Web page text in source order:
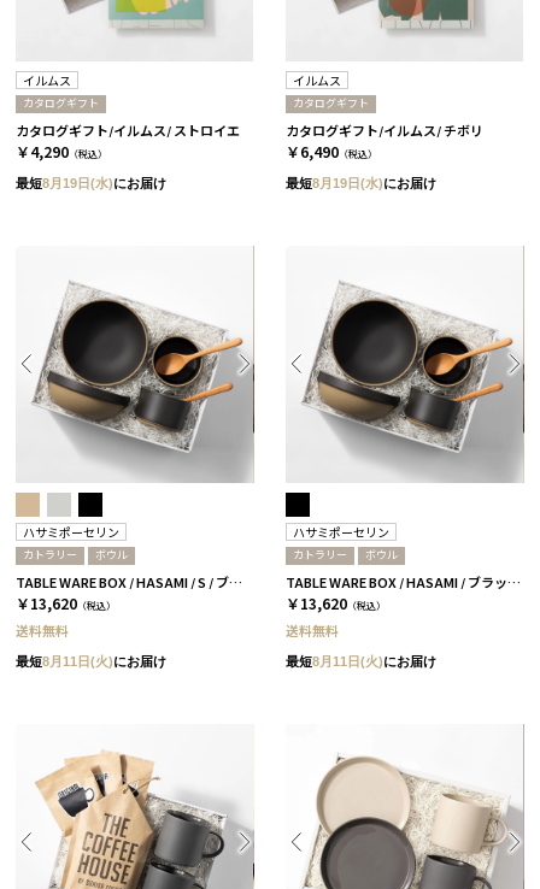
イルムス
カタログギフト
カタログギフト/イルムス/ ストロイエ
￥4,290 （税込）
最短8月19日(水)にお届け
イルムス
カタログギフト
カタログギフト/イルムス/ チボリ
￥6,490 （税込）
最短8月19日(水)にお届け
ハサミポーセリン
カトラリー ボウル
TABLE WARE BOX / HASAMI / S / ブラック［ハサミポーセリン］
￥13,620 （税込）
送料無料
最短8月11日(火)にお届け
ハサミポーセリン
カトラリー ボウル
TABLE WARE BOX / HASAMI / ブラック［ハサミポーセリン］
￥13,620 （税込）
送料無料
最短8月11日(火)にお届け